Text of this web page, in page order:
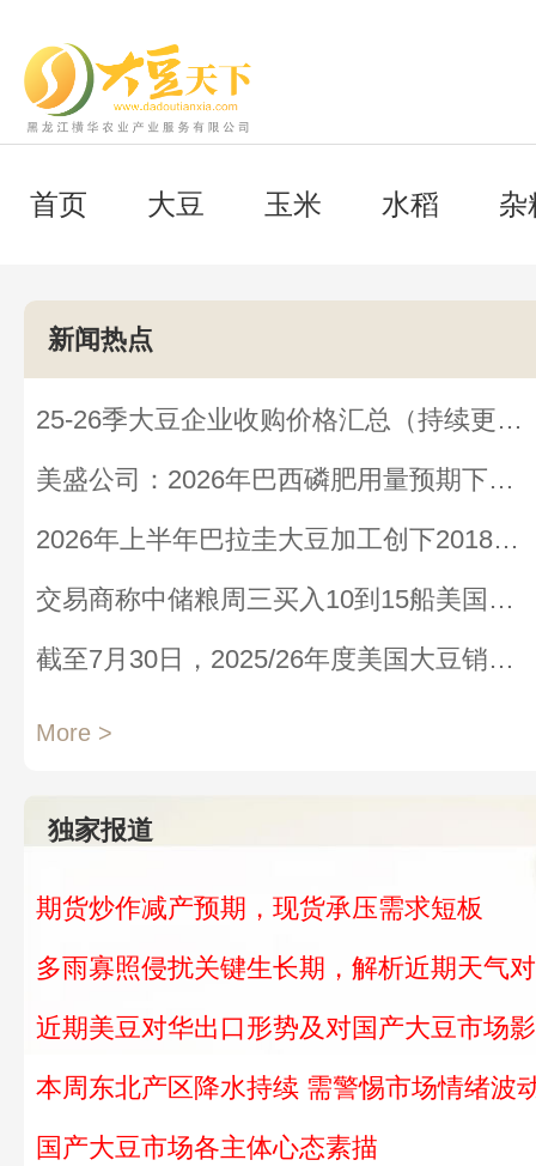
首页 大豆 玉米 水稻 杂
新闻热点
25-26季大豆企业收购价格汇总（持续更新中）
美盛公司：2026年巴西磷肥用量预期下降30%，影响谷物单产
2026年上半年巴拉圭大豆加工创下2018年以来同期最高
交易商称中储粮周三买入10到15船美国大豆
截至7月30日，2025/26年度美国大豆销售总量同比降低18.9%
More >
独家报道
期货炒作减产预期，现货承压需求短板
近期美豆对华出口形势及对国产大豆市场
本周东北产区降水持续 需警惕市场情绪波
国产大豆市场各主体心态素描